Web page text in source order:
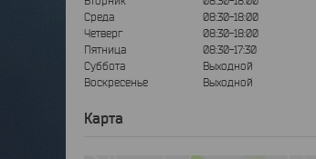
Среда
08:30-18:00
Четверг
08:30-18:00
Пятница
08:30-17:30
Суббота
Выходной
Воскресенье
Выходной
Карта